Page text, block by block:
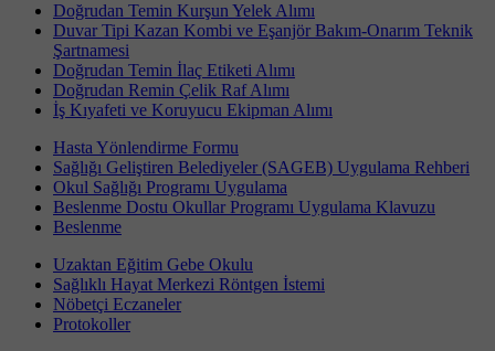
Doğrudan Temin Kurşun Yelek Alımı
Duvar Tipi Kazan Kombi ve Eşanjör Bakım-Onarım Teknik
Şartnamesi
Doğrudan Temin İlaç Etiketi Alımı
Doğrudan Remin Çelik Raf Alımı
İş Kıyafeti ve Koruyucu Ekipman Alımı
Hasta Yönlendirme Formu
Sağlığı Geliştiren Belediyeler (SAGEB) Uygulama Rehberi
Okul Sağlığı Programı Uygulama
Beslenme Dostu Okullar Programı Uygulama Klavuzu
Beslenme
Uzaktan Eğitim Gebe Okulu
Sağlıklı Hayat Merkezi Röntgen İstemi
Nöbetçi Eczaneler
Protokoller